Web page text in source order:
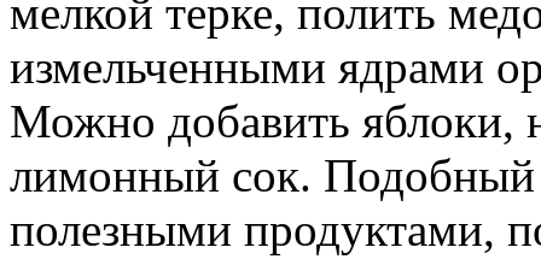
мелкой терке, полить
измельченными ядрами
Можно добавить яблоки,
лимонный сок. Подобный
полезными продуктами,